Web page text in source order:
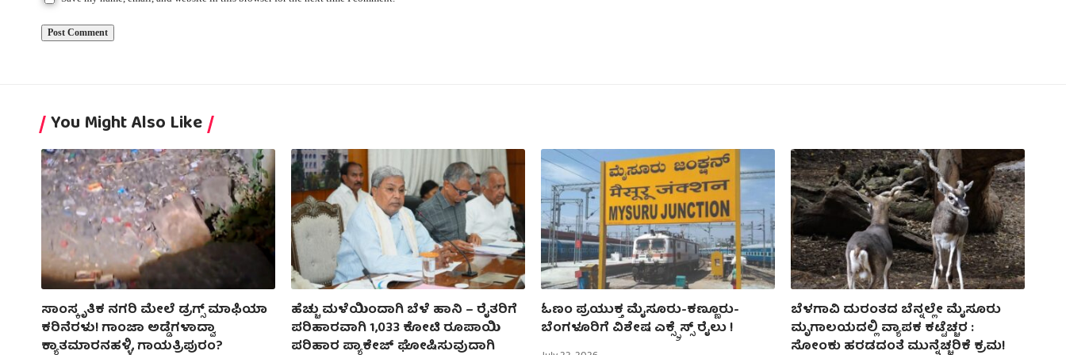
You Might Also Like
ಸಾಂಸ್ಕೃತಿಕ ನಗರಿ ಮೇಲೆ ಡ್ರಗ್ಸ್ ಮಾಫಿಯಾ
ಕರಿನೆರಳು! ಗಾಂಜಾ ಅಡ್ಡೆಗಳಾದ್ವಾ
ಕ್ಯಾತಮಾರನಹಳ್ಳಿ, ಗಾಯತ್ರಿಪುರಂ?
ಹೆಚ್ಚು ಮಳೆಯಿಂದಾಗಿ ಬೆಳೆ ಹಾನಿ – ರೈತರಿಗೆ
ಪರಿಹಾರವಾಗಿ 1,033 ಕೋಟಿ ರೂಪಾಯಿ
ಪರಿಹಾರ ಪ್ಯಾಕೇಜ್ ಘೋಷಿಸುವುದಾಗಿ
ಓಣಂ ಪ್ರಯುಕ್ತ ಮೈಸೂರು-ಕಣ್ಣೂರು-
ಬೆಂಗಳೂರಿಗೆ ವಿಶೇಷ ಎಕ್ಸ್ಪ್ರೆಸ್ಸ್ ರೈಲು‌ !
ಬೆಳಗಾವಿ ದುರಂತದ ಬೆನ್ನಲ್ಲೇ ಮೈಸೂರು
ಮೃಗಾಲಯದಲ್ಲಿ ವ್ಯಾಪಕ ಕಟ್ಟೆಚ್ಚರ :
ಸೋಂಕು ಹರಡದಂತೆ ಮುನ್ನೆಚ್ಚರಿಕೆ ಕ್ರಮ!